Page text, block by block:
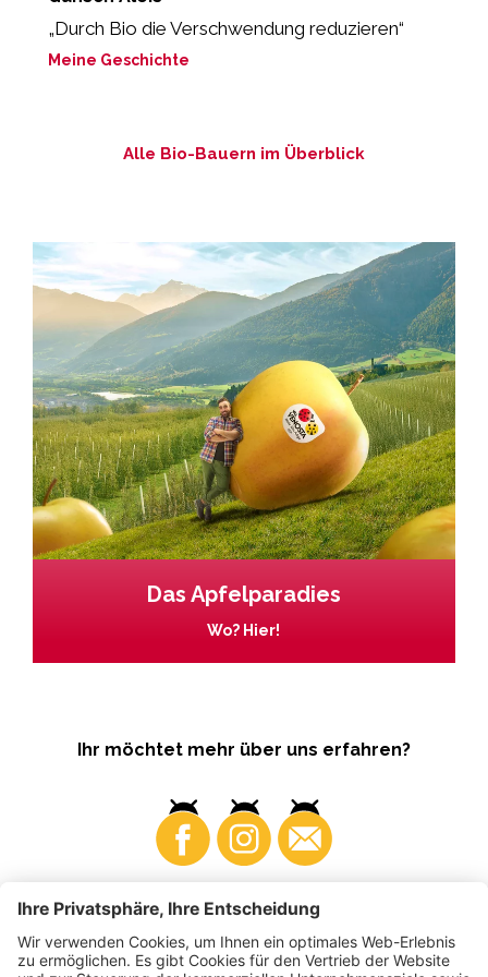
„Durch Bio die Verschwendung reduzieren“
Meine Geschichte
Alle Bio-Bauern im Überblick
Das Apfelparadies
Wo? Hier!
Ihr möchtet mehr über uns erfahren?
Business Produzenten